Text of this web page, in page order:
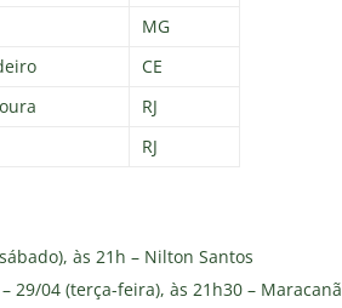
MG
CE
RJ
RJ
às 21h – Nilton Santos
29/04 (terça-feira), às 21h30 – Maracanã